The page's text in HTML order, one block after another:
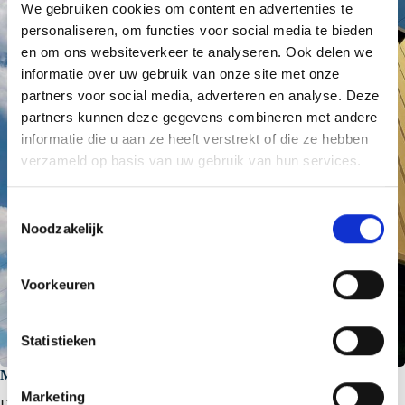
We gebruiken cookies om content en advertenties te
personaliseren, om functies voor social media te bieden
en om ons websiteverkeer te analyseren. Ook delen we
informatie over uw gebruik van onze site met onze
partners voor social media, adverteren en analyse. Deze
partners kunnen deze gegevens combineren met andere
informatie die u aan ze heeft verstrekt of die ze hebben
verzameld op basis van uw gebruik van hun services.
T
e
s
i
Noodzakelijk
Voorkeuren
Statistieken
Marketing
Maatwerk voor maximale ontwerpvrijheid